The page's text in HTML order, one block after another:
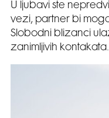
U ljubavi ste
vezi, partner bi
Slobodni blizanci
zanimljivih kontakata.